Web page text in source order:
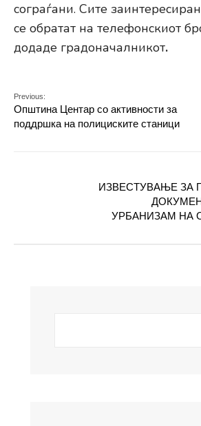
сограѓани. Сите
се обратат на телефонскиот
додаде градоначалникот.
Previous:
Општина Центар со активности за
поддршка на полициските станици
ИЗВЕСТУВАЊЕ ЗА
УРБАНИЗАМ НА